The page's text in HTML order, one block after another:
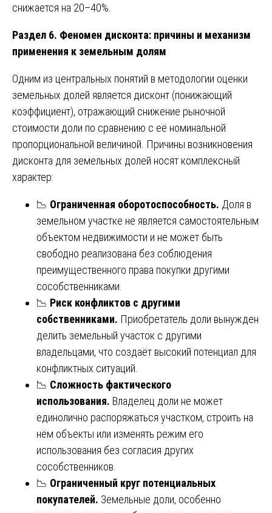
снижается на 20–40%.
Раздел 6. Феномен дисконта: причины и механизм
применения к земельным долям
Одним из центральных понятий в методологии оценки
земельных долей является дисконт (понижающий
коэффициент), отражающий снижение рыночной
стоимости доли по сравнению с её номинальной
пропорциональной величиной. Причины возникновения
дисконта для земельных долей носят комплексный
характер:
📉 Ограниченная оборотоспособность. Доля в
земельном участке не является самостоятельным
объектом недвижимости и не может быть
свободно реализована без соблюдения
преимущественного права покупки другими
сособственниками.
📉 Риск конфликтов с другими
собственниками. Приобретатель доли вынужден
делить земельный участок с другими
владельцами, что создаёт высокий потенциал для
конфликтных ситуаций.
📉 Сложность фактического
использования. Владелец доли не может
единолично распоряжаться участком, строить на
нём объекты или изменять режим его
использования без согласия других
сособственников.
📉 Ограниченный круг потенциальных
покупателей. Земельные доли, особенно